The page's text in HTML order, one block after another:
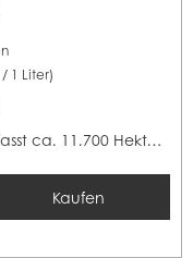
1 Liter)
Das Weinbaugebiet Burgenland umfasst ca. 11.700 Hektar...
Kaufen